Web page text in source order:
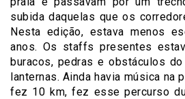
subida daquelas que os
Nesta edição, estava menos
anos. Os staffs presentes
buracos, pedras e obstáculos
lanternas. Ainda havia música na
fez 10 km, fez esse percurso